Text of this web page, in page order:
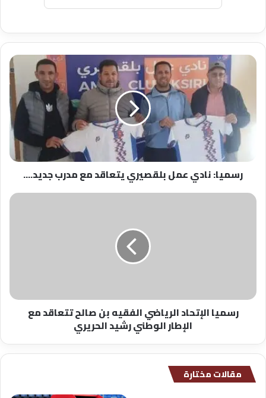
رسميا:
بلقصيري
يتعاقد
مع
جديد....
رسميا: نادي عمل بلقصيري يتعاقد مع مدرب جديد....
رسميا
الإطار
الوطنيرسميا الإتحاد الرياضي الفقيه بن صالح تتعاقد مع
الإطار الوطني رشيد الحريري
مقالات مختارة